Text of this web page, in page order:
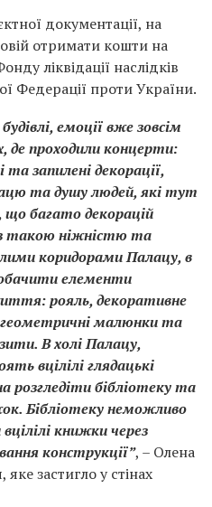
документації, на
отримати кошти на
ліквідації наслідків
Федерації проти України.
емоції вже зовсім
де проходили концерти:
та запилені декорації,
та душу людей, які тут
багато декорацій
такою ніжністю та
коридорами Палацу, в
елементи
рояль, декоративне
геометричні малюнки та
В холі Палацу,
вцілілі глядацькі
розгледіти бібліотеку та
Бібліотеку неможливо
книжки через
конструкції”, – Олена
застигло у стінах